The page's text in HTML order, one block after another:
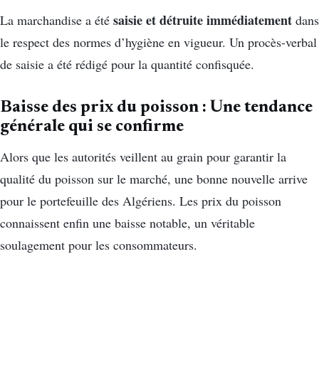
La marchandise a été saisie et détruite immédiatement dans
le respect des normes d’hygiène en vigueur. Un procès-verbal
de saisie a été rédigé pour la quantité confisquée.
Baisse des prix du poisson : Une tendance
générale qui se confirme
Alors que les autorités veillent au grain pour garantir la
qualité du poisson sur le marché, une bonne nouvelle arrive
pour le portefeuille des Algériens. Les prix du poisson
connaissent enfin une baisse notable, un véritable
soulagement pour les consommateurs.